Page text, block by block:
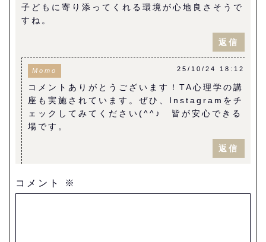
子どもに寄り添ってくれる環境が心地良さそうで
すね。
返信
Momo 25/10/24 18:12
コメントありがとうございます！TA心理学の講
座も実施されています。ぜひ、Instagramをチ
ェックしてみてください(^^♪ 皆が安心できる
場です。
返信
コメント ※